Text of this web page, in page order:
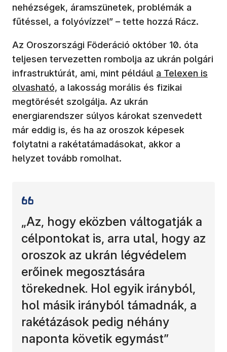
nehézségek, áramszünetek, problémák a
fűtéssel, a folyóvízzel” – tette hozzá Rácz.
Az Oroszországi Föderáció október 10. óta
teljesen tervezetten rombolja az ukrán polgári
infrastruktúrát, ami, mint például (új ablakban
a Telexen is
olvasható, a lakosság morális és fizikai
megtörését szolgálja. Az ukrán
energiarendszer súlyos károkat szenvedett
már eddig is, és ha az oroszok képesek
folytatni a rakétatámadásokat, akkor a
helyzet tovább romolhat.
„Az, hogy eközben váltogatják a
célpontokat is, arra utal, hogy az
oroszok az ukrán légvédelem
erőinek megosztására
törekednek. Hol egyik irányból,
hol másik irányból támadnák, a
rakétázások pedig néhány
naponta követik egymást”